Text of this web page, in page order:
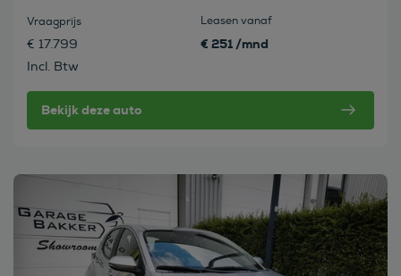
Vraagprijs
€ 17.799
Incl. Btw
Leasen vanaf
€ 251 /mnd
Bekijk deze auto